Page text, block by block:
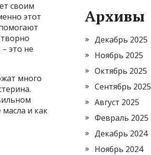
своим
этот
это не
много
и как
Архивы
Декабрь 2025
Ноябрь 2025
Октябрь 2025
Сентябрь 2025
Август 2025
Февраль 2025
Декабрь 2024
Ноябрь 2024